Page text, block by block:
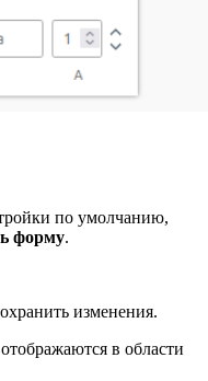
по умолчанию,
форму.
изменения.
в области